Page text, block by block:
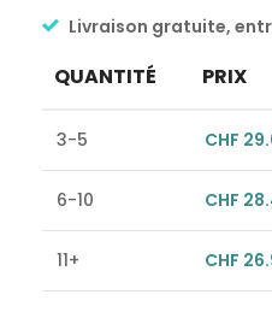
Livraison gratuite,
QUANTITÉ PRIX
3-5 CHF
6-10 CHF
11+ CHF